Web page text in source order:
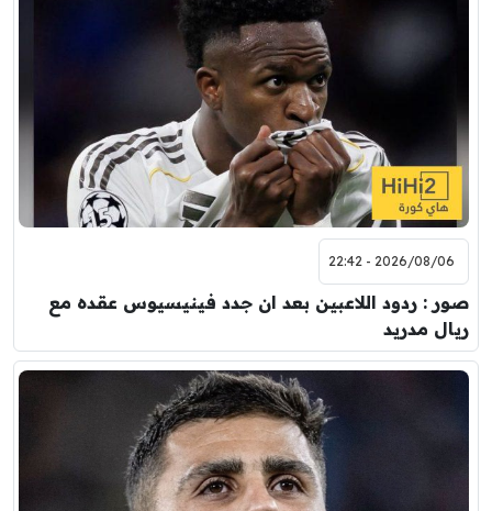
2026/08/06 - 22:42
صور : ردود اللاعبين بعد ان جدد فينيسيوس عقده مع
ريال مدريد